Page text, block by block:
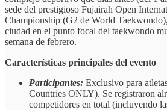
sede del prestigioso Fujairah Open
Championship (G2 de World
ciudad en el punto focal del taekwondo
semana de febrero.
Características principales del evento
Participantes: Exclusivo para
Countries ONLY). Se registraron
competidores en total (incluyendo